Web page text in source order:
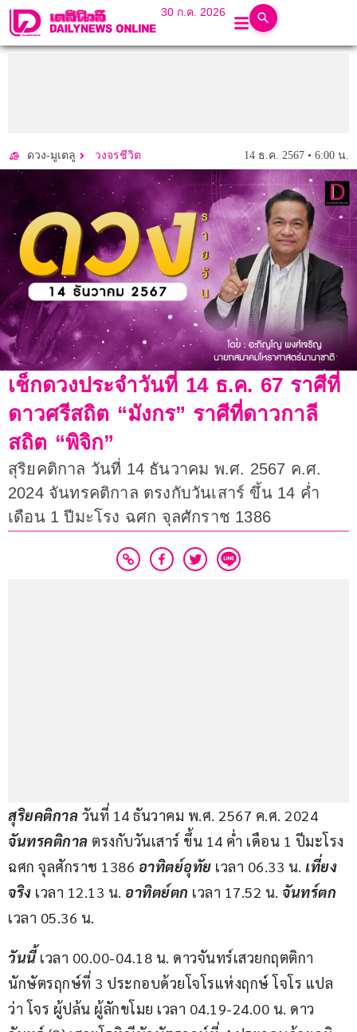
30 ก.ค. 2026
ดวง-มูเตลู วงจรชีวิต 14 ธ.ค. 2567 • 6:00 น.
เช็กดวงประจำวันที่ 14 ธ.ค. 67 ราศีที่
ดาวศรีสถิต “มังกร” ราศีที่ดาวกาลี
สถิต “พิจิก”
สุริยคติกาล วันที่ 14 ธันวาคม พ.ศ. 2567 ค.ศ.
2024 จันทรคติกาล ตรงกับวันเสาร์ ขึ้น 14 ค่ำ
เดือน 1 ปีมะโรง ฉศก จุลศักราช 1386
สุริยคติกาล วันที่ 14 ธันวาคม พ.ศ. 2567 ค.ศ. 2024
จันทรคติกาล ตรงกับวันเสาร์ ขึ้น 14 ค่ำ เดือน 1 ปีมะโรง
ฉศก จุลศักราช 1386 อาทิตย์อุทัย เวลา 06.33 น. เที่ยง
จริง เวลา 12.13 น. อาทิตย์ตก เวลา 17.52 น. จันทร์ตก
เวลา 05.36 น.
วันนี้ เวลา 00.00-04.18 น. ดาวจันทร์เสวยกฤตติกา
นักษัตรฤกษ์ที่ 3 ประกอบด้วยโจโรแห่งฤกษ์ โจโร แปล
ว่า โจร ผู้ปล้น ผู้ลักขโมย เวลา 04.19-24.00 น. ดาว